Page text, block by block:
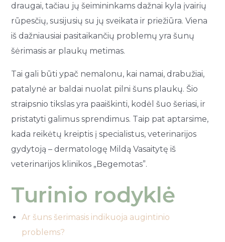
draugai, tačiau jų šeimininkams dažnai kyla įvairių
rūpesčių, susijusių su jų sveikata ir priežiūra. Viena
iš dažniausiai pasitaikančių problemų yra šunų
šėrimasis ar plaukų metimas.
Tai gali būti ypač nemalonu, kai namai, drabužiai,
patalynė ar baldai nuolat pilni šuns plaukų. Šio
straipsnio tikslas yra paaiškinti, kodėl šuo šeriasi, ir
pristatyti galimus sprendimus. Taip pat aptarsime,
kada reikėtų kreiptis į specialistus, veterinarijos
gydytoją – dermatologę Mildą Vasaitytę iš
veterinarijos klinikos „Begemotas”.
Turinio rodyklė
Ar šuns šerimasis indikuoja augintinio
problems?